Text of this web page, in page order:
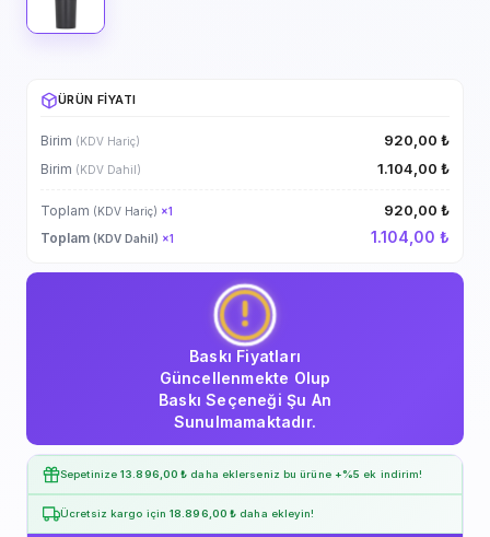
ÜRÜN FIYATI
Birim (KDV Hariç) 920,00 ₺
Birim (KDV Dahil) 1.104,00 ₺
Toplam (KDV Hariç) ×1 920,00 ₺
Toplam (KDV Dahil) ×1 1.104,00 ₺
Baskı Fiyatları
Güncellenmekte Olup
Baskı Seçeneği Şu An
Sunulmamaktadır.
Sepetinize13.896,00 ₺ daha eklerseniz bu ürüne +%5 ek indirim!
Ücretsiz kargo için 18.896,00 ₺ daha ekleyin!